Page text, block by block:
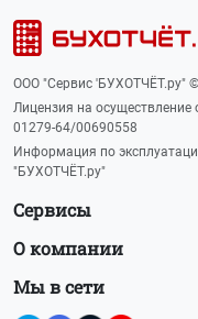
ООО "Сервис 'БУХОТЧЁТ.ру"
Лицензия на
01279-64/00690558
Информация по
"БУХОТЧЁТ.ру"
Сервисы
О компании
Мы в сети